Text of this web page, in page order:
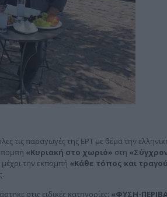
τις παραγωγές της ΕΡΤ με θέμα την
«Κυριακή στο χωριό» στη
μέχρι την εκπομπή «Κάθε τόπος και
στις ειδικές κατηγορίες: «ΦΥΣΗ-